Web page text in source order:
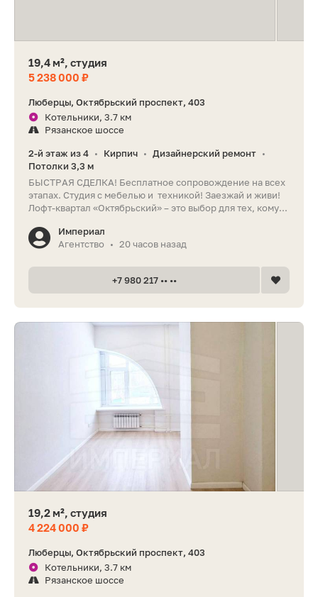
19,4 м², студия
5 238 000 ₽
Люберцы, Октябрьский проспект, 403
Котельники, 3.7 км
Рязанское шоссе
2-й этаж из 4 • Кирпич • Дизайнерский ремонт •
Потолки 3,3 м
БЫСТРАЯ СДЕЛКА! Бесплатное сопровождение на всех
этапах. Студия с мебелью и техникой! Заезжай и живи!
Лофт-квартал «Октябрьский» – это выбор для тех, кому...
Империал
Агентство
• 20 часов назад
+7 980 217 •• ••
19,2 м², студия
4 224 000 ₽
Люберцы, Октябрьский проспект, 403
Котельники, 3.7 км
Рязанское шоссе